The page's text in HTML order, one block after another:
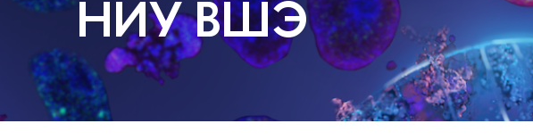
НИУ ВШЭ